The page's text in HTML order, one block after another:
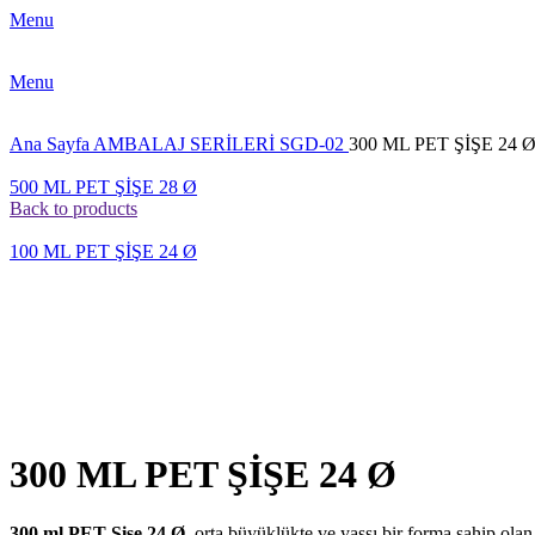
Menu
Menu
Ana Sayfa AMBALAJ SERİLERİ SGD-02 300 ML PET ŞİŞE 24 Ø
500 ML PET ŞİŞE 28 Ø
Back to products
100 ML PET ŞİŞE 24 Ø
300 ML PET ŞİŞE 24 Ø